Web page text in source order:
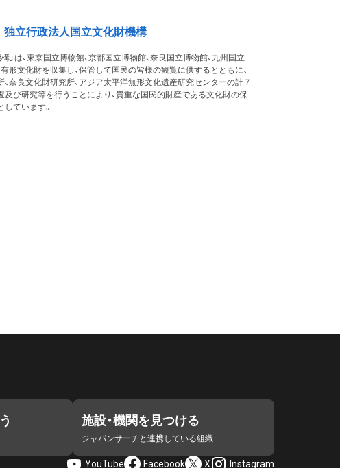
独立行政法人国立文化財機構
」は、東京国立博物館、京都国立博物館、奈良国立博物館、九州国立
形文化財を収集し、保管して国民の皆様の観覧に供するとともに、
奈良文化財研究所、アジア太平洋無形文化遺産研究センターの計７
び研究等を行うことにより、貴重な国民的財産である文化財の保
ています。
施設・機関を見つける
ジャパンサーチと連携している組織
YouTube Facebook X Instagram